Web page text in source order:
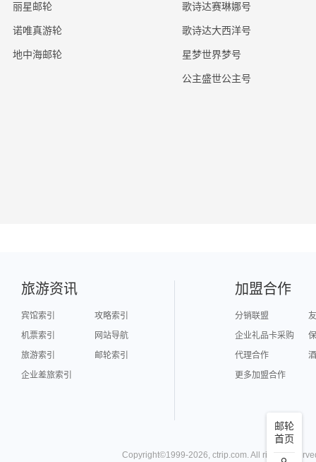
丽星邮轮
诺唯真游轮
地中海邮轮
歌诗达赛琳娜号
歌诗达大西洋号
星梦世界梦号
公主盛世公主号
邮轮
首页
旅游资讯
宾馆索引
攻略索引
机票索引
网站导航
旅游索引
邮轮索引
企业差旅索引
加盟合作
分销联盟
企业礼品卡采购
代理合作
更多加盟合作
Copyright©1999-2026, ctrip.com. All rights